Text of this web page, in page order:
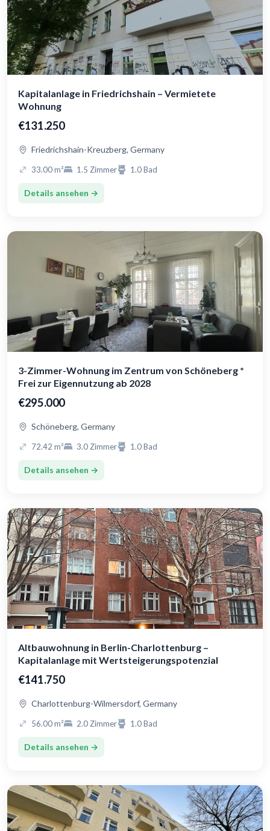
Kapitalanlage in Friedrichshain – Vermietete
Wohnung
€131.250
Friedrichshain-Kreuzberg, Germany
33.00 m² 1.5 Zimmer 1.0 Bad
Details ansehen →
3-Zimmer-Wohnung im Zentrum von Schöneberg *
Frei zur Eigennutzung ab 2028
€295.000
Schöneberg, Germany
72.42 m² 3.0 Zimmer 1.0 Bad
Details ansehen →
Altbauwohnung in Berlin-Charlottenburg –
Kapitalanlage mit Wertsteigerungspotenzial
€141.750
Charlottenburg-Wilmersdorf, Germany
56.00 m² 2.0 Zimmer 1.0 Bad
Details ansehen →